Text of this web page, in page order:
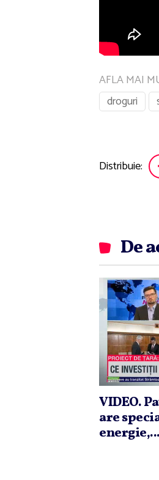
AFLA MAI
droguri
Distribuie:
De
VIDEO.
are
energie,...